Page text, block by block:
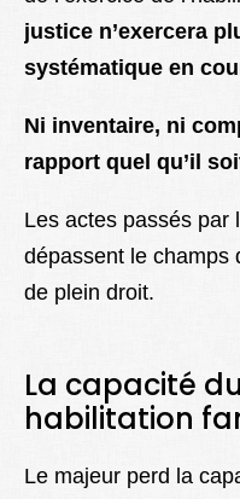
justice n’exercera
systématique en
Ni inventaire, ni
rapport quel qu’il
Les actes passés par
dépassent le champs
de plein droit.
La capacité
habilitation
Le majeur perd la